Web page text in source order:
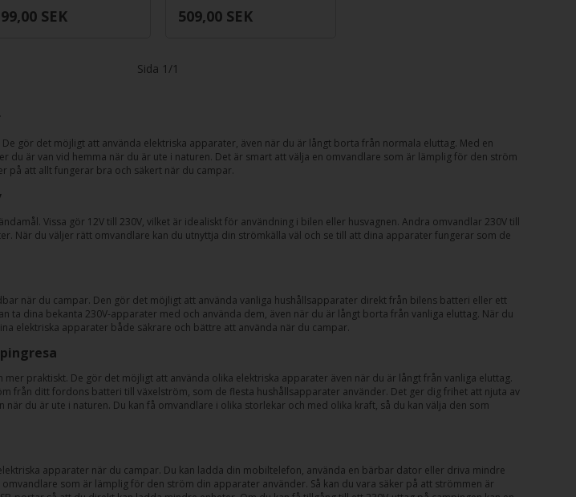
SEK 509,00 SEK
Sida 1/1
gör det möjligt att använda elektriska apparater, även när du är långt borta från normala eluttag. Med en
du är van vid hemma när du är ute i naturen. Det är smart att välja en omvandlare som är lämplig för den ström
på att allt fungerar bra och säkert när du campar.
Vissa gör 12V till 230V, vilket är idealiskt för användning i bilen eller husvagnen. Andra omvandlar 230V till
När du väljer rätt omvandlare kan du utnyttja din strömkälla väl och se till att dina apparater fungerar som de
när du campar. Den gör det möjligt att använda vanliga hushållsapparater direkt från bilens batteri eller ett
ta dina bekanta 230V-apparater med och använda dem, även när du är långt borta från vanliga eluttag. När du
elektriska apparater både säkrare och bättre att använda när du campar.
praktiskt. De gör det möjligt att använda olika elektriska apparater även när du är långt från vanliga eluttag.
från ditt fordons batteri till växelström, som de flesta hushållsapparater använder. Det ger dig frihet att njuta av
när du är ute i naturen. Du kan få omvandlare i olika storlekar och med olika kraft, så du kan välja den som
apparater när du campar. Du kan ladda din mobiltelefon, använda en bärbar dator eller driva mindre
som är lämplig för den ström din apparater använder. Så kan du vara säker på att strömmen är